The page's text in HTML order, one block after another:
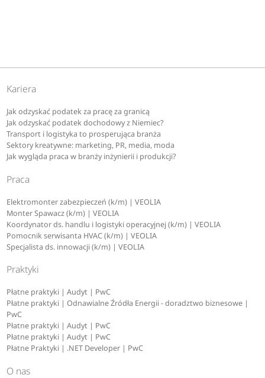
Kariera
Jak odzyskać podatek za pracę za granicą
Jak odzyskać podatek dochodowy z Niemiec?
Transport i logistyka to prosperująca branża
Sektory kreatywne: marketing, PR, media, moda
Jak wygląda praca w branży inżynierii i produkcji?
Praca
Elektromonter zabezpieczeń (k/m) | VEOLIA
Monter Spawacz (k/m) | VEOLIA
Koordynator ds. handlu i logistyki operacyjnej (k/m) | VEOLIA
Pomocnik serwisanta HVAC (k/m) | VEOLIA
Specjalista ds. innowacji (k/m) | VEOLIA
Praktyki
Płatne praktyki | Audyt | PwC
Płatne praktyki | Odnawialne Źródła Energii - doradztwo biznesowe |
PwC
Płatne praktyki | Audyt | PwC
Płatne praktyki | Audyt | PwC
Płatne Praktyki | .NET Developer | PwC
O nas